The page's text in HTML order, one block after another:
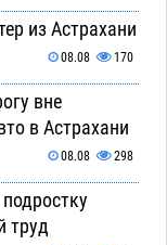
из Астрахани
08.08 170
вне
в Астрахани
08.08 298
труд